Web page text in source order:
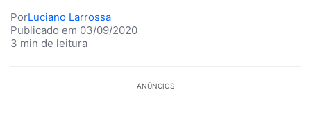
PorLuciano Larrossa
Publicado em 03/09/2020
3 min de leitura
ANÚNCIOS